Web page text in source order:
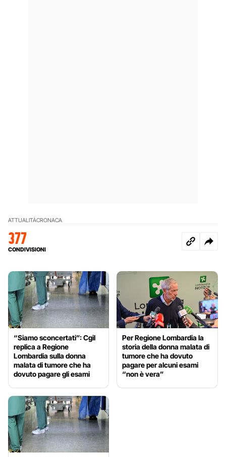
ATTUALITÀCRONACA
377
CONDIVISIONI
“Siamo sconcertati”: Cgil
replica a Regione
Lombardia sulla donna
malata di tumore che ha
dovuto pagare gli esami
Per Regione Lombardia la
storia della donna malata di
tumore che ha dovuto
pagare per alcuni esami
“non è vera”